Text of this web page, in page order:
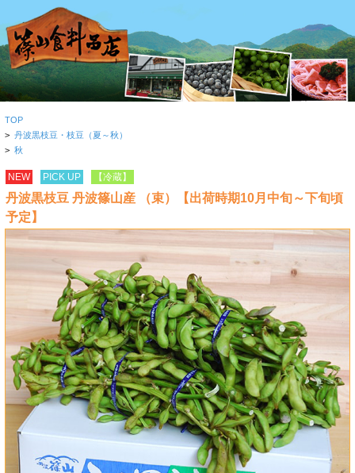
TOP
> 丹波黒枝豆・枝豆（夏～秋）
> 秋
NEW PICK UP 【冷蔵】
丹波黒枝豆 丹波篠山産 （束）【出荷時期10月中旬～下旬頃
予定】